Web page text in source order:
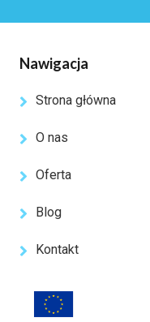
Nawigacja
Strona główna
O nas
Oferta
Blog
Kontakt